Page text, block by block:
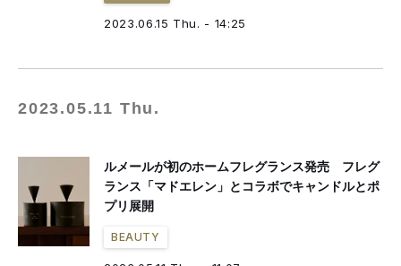
2023.06.15 Thu. - 14:25
2023.05.11 Thu.
ルメールが初のホームフレグランス発売 フレグ
ランス「マドエレン」とコラボでキャンドルとポ
プリ展開
BEAUTY